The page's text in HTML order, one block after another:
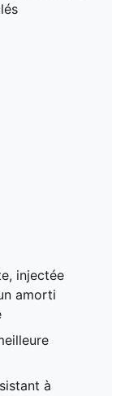
injectée
amorti
à